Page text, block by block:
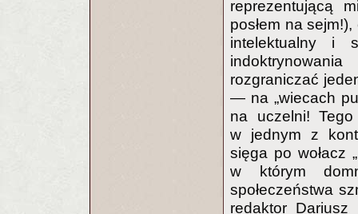
reprezentującą
posłem na
intelektualny i
rozgraniczać
— na „wiecach
na uczelni!
w jednym z
sięga po wołacz
w którym
społeczeństwa
redaktor Dariusz